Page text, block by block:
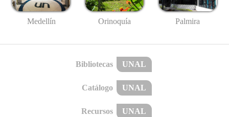
Medellín Orinoquía Palmira
Bibliotecas UNAL
Catálogo UNAL
Recursos UNAL